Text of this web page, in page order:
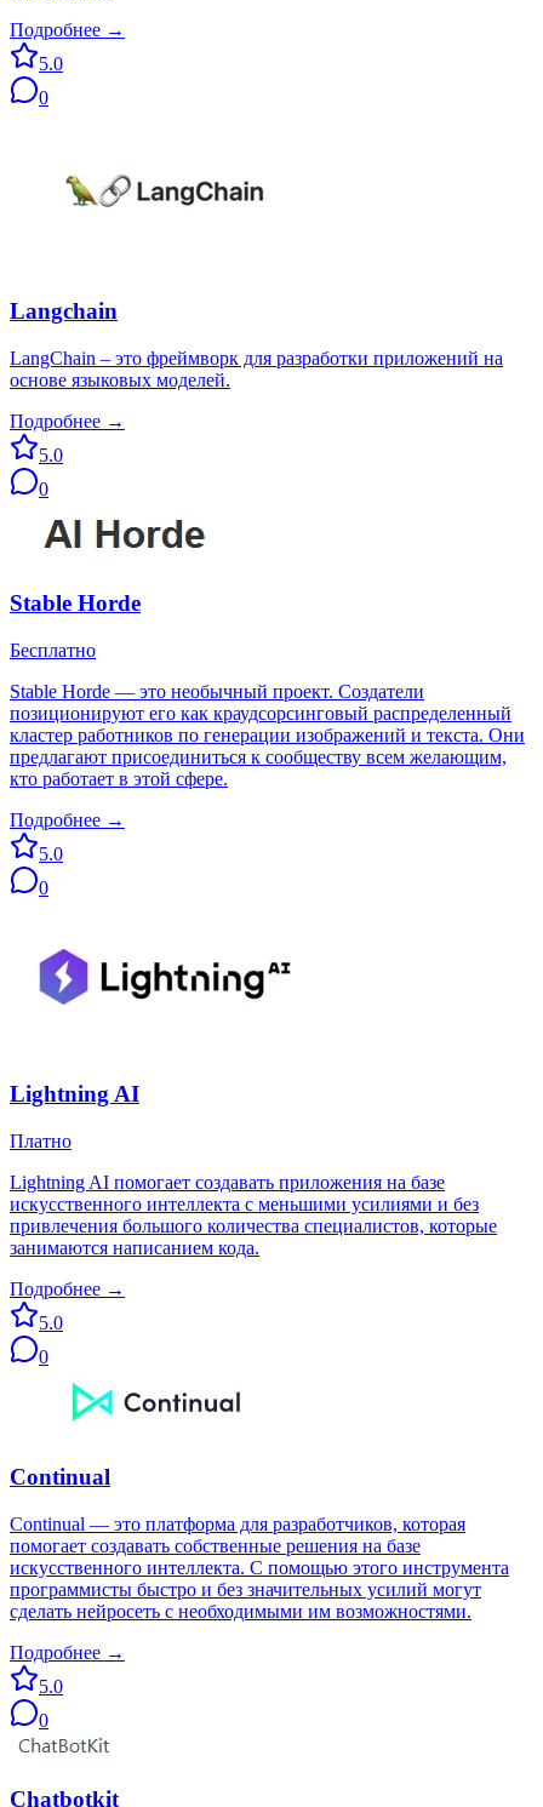
Подробнее →
5.0
0
Langchain
LangChain – это фреймворк для разработки приложений на
основе языковых моделей.
Подробнее →
5.0
0
Stable Horde
Бесплатно
Stable Horde — это необычный проект. Создатели
позиционируют его как краудсорсинговый распределенный
кластер работников по генерации изображений и текста. Они
предлагают присоединиться к сообществу всем желающим,
кто работает в этой сфере.
Подробнее →
5.0
0
Lightning AI
Платно
Lightning AI помогает создавать приложения на базе
искусственного интеллекта с меньшими усилиями и без
привлечения большого количества специалистов, которые
занимаются написанием кода.
Подробнее →
5.0
0
Continual
Continual — это платформа для разработчиков, которая
помогает создавать собственные решения на базе
искусственного интеллекта. С помощью этого инструмента
программисты быстро и без значительных усилий могут
сделать нейросеть с необходимыми им возможностями.
Подробнее →
5.0
0
Chatbotkit